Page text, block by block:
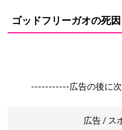
ゴッドフリーガオの死因
-----------広告の後に
広告 / ス